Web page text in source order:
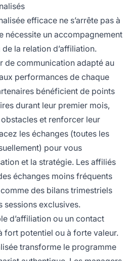
efficace ne s’arrête pas à
nécessite un accompagnement
la relation d’affiliation.
de communication adapté au
performances de chaque
bénéficient de points
durant leur premier mois,
et renforcer leur
les échanges (toutes les
pour vous
et la stratégie. Les affiliés
échanges moins fréquents
des bilans trimestriels
sessions exclusives.
d’affiliation ou un contact
fort potentiel ou à forte valeur.
transforme le programme